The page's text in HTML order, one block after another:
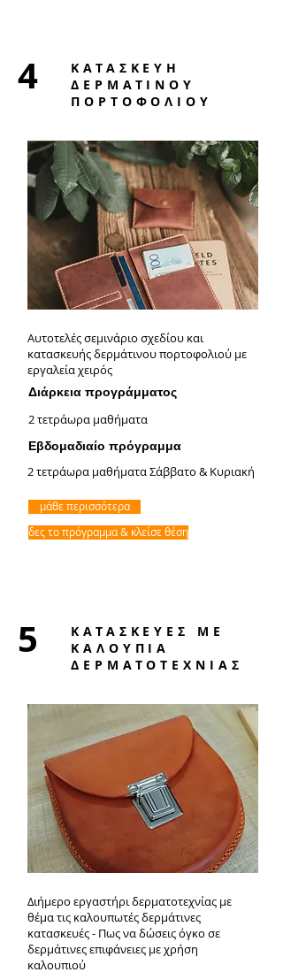
4
ΚΑΤΑΣΚΕΥΗ
ΔΕΡΜΑΤΙΝΟΥ
ΠΟΡΤΟΦΟΛΙΟΥ
Αυτοτελές σεμινάριο σχεδίου και
κατασκευής δερμάτινου πορτοφολιού με
εργαλεία χειρός
Διάρκεια προγράμματος
2 τετράωρα μαθήματα
Εβδομαδιαίο πρόγραμμα
2 τετράωρα μαθήματα Σάββατο & Κυριακή
μάθε περισσότερα
δες το πρόγραμμα & κλείσε θέση
5
ΚΑΤΑΣΚΕΥΕΣ ΜΕ
ΚΑΛΟΥΠΙΑ
ΔΕΡΜΑΤΟΤΕΧΝΙΑΣ
Διήμερο εργαστήρι δερματοτεχνίας με
θέμα τις καλουπωτές δερμάτινες
κατασκευές - Πως να δώσεις όγκο σε
δερμάτινες επιφάνειες με χρήση
καλουπιού